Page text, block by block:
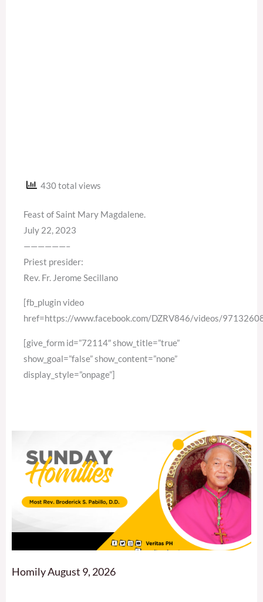
430 total views
Feast of Saint Mary Magdalene.
July 22, 2023
——————–
Priest presider:
Rev. Fr. Jerome Secillano
[fb_plugin video
href=https://www.facebook.com/DZRV846/videos/
[give_form id=”72114″ show_title=”true”
show_goal=”false” show_content=”none”
display_style=”onpage”]
Homily August 9, 2026